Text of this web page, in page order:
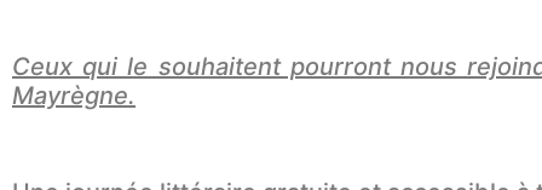
Ceux qui le souhaitent pourront nous
Mayrègne.